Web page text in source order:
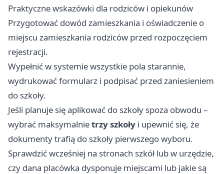
Praktyczne wskazówki dla rodziców i opiekunów
Przygotować dowód zamieszkania i oświadczenie o
miejscu zamieszkania rodziców przed rozpoczęciem
rejestracji.
Wypełnić w systemie wszystkie pola starannie,
wydrukować formularz i podpisać przed zaniesieniem
do szkoły.
Jeśli planuje się aplikować do szkoły spoza obwodu –
wybrać maksymalnietrzy szkoły i upewnić się, że
dokumenty trafią do szkoły pierwszego wyboru.
Sprawdzić wcześniej na stronach szkół lub w urzędzie,
czy dana placówka dysponuje miejscami lub jakie są